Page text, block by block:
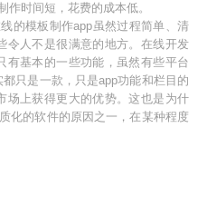
作时间短，花费的成本低。
的模板制作app虽然过程简单、清
令人不是很满意的地方。在线开发
有基本的一些功能，虽然有些平台
只是一款，只是app功能和栏目的
场上获得更大的优势。这也是为什
化的软件的原因之一，在某种程度